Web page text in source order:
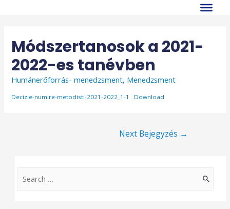
S
Módszertanosok a 2021-
2022-es tanévben
Humánerőforrás- menedzsment, Menedzsment
Decizie-numire-metodisti-2021-2022_1-1 Download
Next Bejegyzés →